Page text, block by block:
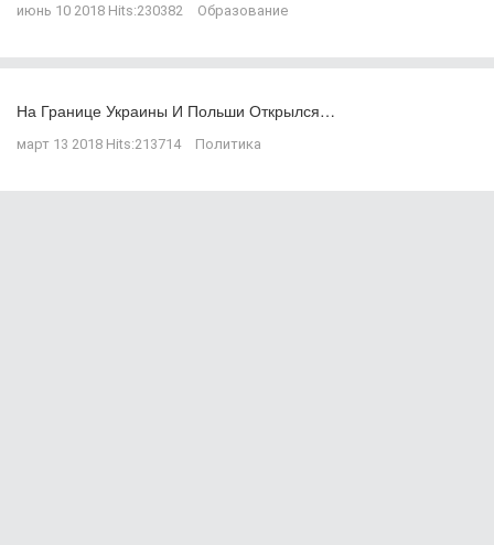
июнь 10 2018 Hits:230382 Образование
На Границе Украины И Польши Открылся…
март 13 2018 Hits:213714 Политика